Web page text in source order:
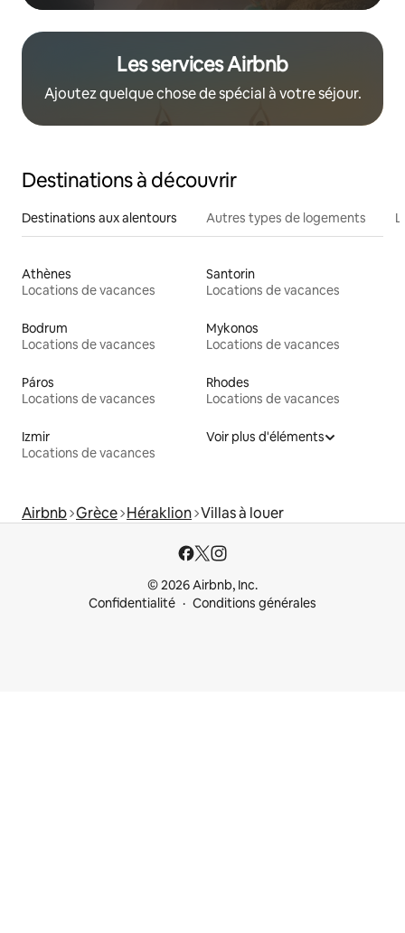
Les services Airbnb
Ajoutez quelque chose de spécial à votre séjour.
Destinations à découvrir
Destinations aux alentours Autres types de logements
Athènes
Locations de vacances
Santorin
Locations de vacances
Bodrum
Locations de vacances
Mykonos
Locations de vacances
Páros
Locations de vacances
Rhodes
Locations de vacances
Izmir
Locations de vacances
Voir plus d'éléments
Airbnb Grèce Héraklion Villas à louer
© 2026 Airbnb, Inc.
Confidentialité
Conditions générales